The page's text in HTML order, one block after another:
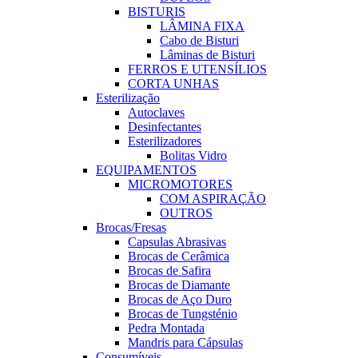
BISTURIS
LÂMINA FIXA
Cabo de Bisturi
Lâminas de Bisturi
FERROS E UTENSÍLIOS
CORTA UNHAS
Esterilização
Autoclaves
Desinfectantes
Esterilizadores
Bolitas Vidro
EQUIPAMENTOS
MICROMOTORES
COM ASPIRAÇÃO
OUTROS
Brocas/Fresas
Capsulas Abrasivas
Brocas de Cerâmica
Brocas de Safira
Brocas de Diamante
Brocas de Aço Duro
Brocas de Tungsténio
Pedra Montada
Mandris para Cápsulas